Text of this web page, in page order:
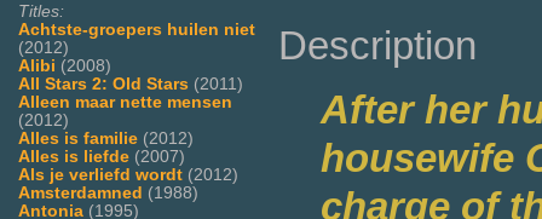
Titles:
Achtste-groepers huilen niet
(2012)
Alibi (2008)
All Stars 2: Old Stars (2011)
Alleen maar nette mensen
(2012)
Alles is familie (2012)
Alles is liefde (2007)
Als je verliefd wordt (2012)
Amsterdamned (1988)
Antonia (1995)
Description
After her
housewife
charge of